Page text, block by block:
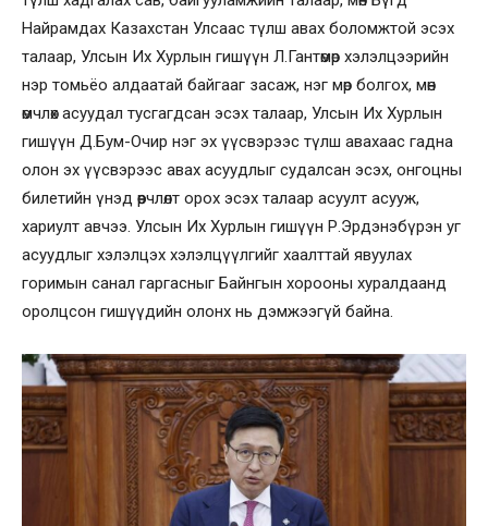
Найрамдах Казахстан Улсаас түлш авах боломжтой эсэх
талаар, Улсын Их Хурлын гишүүн Л.Гантөмөр хэлэлцээрийн
нэр томьёо алдаатай байгааг засаж, нэг мөр болгох, мөн
өмчлөх асуудал тусгагдсан эсэх талаар, Улсын Их Хурлын
гишүүн Д.Бум-Очир нэг эх үүсвэрээс түлш авахаас гадна
олон эх үүсвэрээс авах асуудлыг судалсан эсэх, онгоцны
билетийн үнэд өөрчлөлт орох эсэх талаар асуулт асууж,
хариулт авчээ. Улсын Их Хурлын гишүүн Р.Эрдэнэбүрэн уг
асуудлыг хэлэлцэх хэлэлцүүлгийг хаалттай явуулах
горимын санал гаргасныг Байнгын хорооны хуралдаанд
оролцсон гишүүдийн олонх нь дэмжээгүй байна.